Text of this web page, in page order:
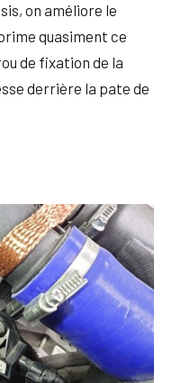
on améliore le
quasiment ce
de fixation de la
derrière la pate de